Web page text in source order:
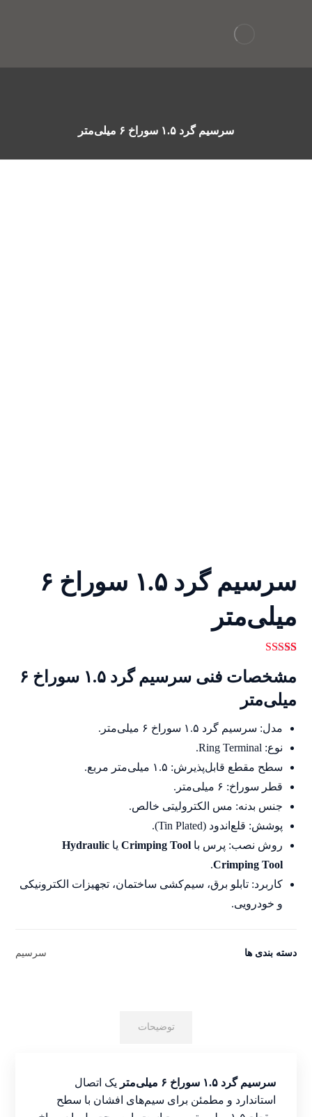
سرسیم گرد ۱.۵ سوراخ ۶ میلی‌متر
سرسیم گرد ۱.۵ سوراخ ۶
میلی‌متر
5.00از 5 در
امتیازدهی
مشتری
مشخصات فنی سرسیم گرد ۱.۵ سوراخ ۶
میلی‌متر
مدل: سرسیم گرد ۱.۵ سوراخ ۶ میلی‌متر.
نوع: Ring Terminal.
سطح مقطع قابل‌پذیرش: ۱.۵ میلی‌متر مربع.
قطر سوراخ: ۶ میلی‌متر.
جنس بدنه: مس الکترولیتی خالص.
پوشش: قلع‌اندود (Tin Plated).
روش نصب: پرس باCrimping Tool یاHydraulic
Crimping Tool
.
کاربرد: تابلو برق، سیم‌کشی ساختمان، تجهیزات الکترونیکی
و خودرویی.
دسته بندی ها سرسیم
توضیحات
سرسیم گرد ۱.۵ سوراخ ۶ میلی‌متر
یک اتصال
استاندارد و مطمئن برای سیم‌های افشان با سطح